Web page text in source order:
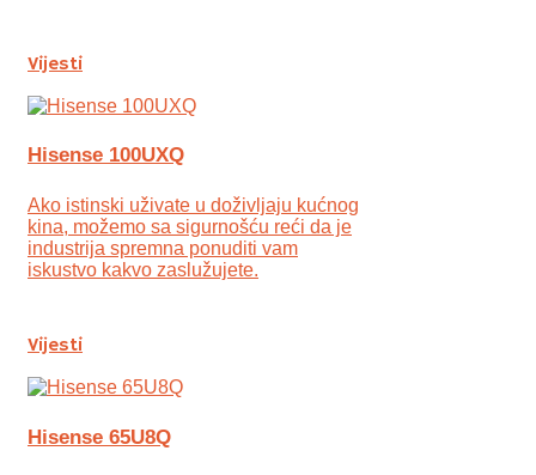
Vijesti
Hisense 100UXQ
Ako istinski uživate u doživljaju kućnog
kina, možemo sa sigurnošću reći da je
industrija spremna ponuditi vam
iskustvo kakvo zaslužujete.
Vijesti
Hisense 65U8Q